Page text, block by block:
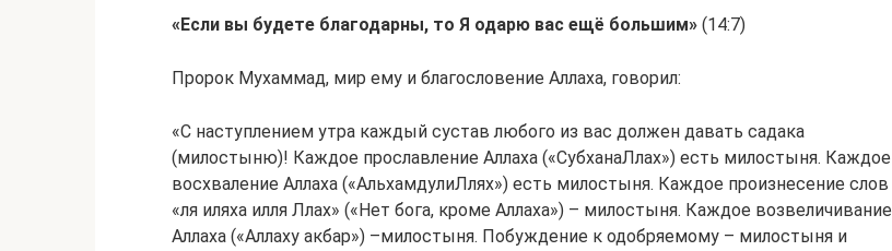
«Если вы будете благодарны, то Я одарю вас ещё большим» (14:7)
Пророк Мухаммад, мир ему и благословение Аллаха, говорил:
«С наступлением утра каждый сустав любого из вас должен давать садака
(милостыню)! Каждое прославление Аллаха («СубханаЛлах») есть милостыня. Каждое
восхваление Аллаха («АльхамдулиЛлях») есть милостыня. Каждое произнесение слов
«ля иляха илля Ллах» («Нет бога, кроме Аллаха») – милостыня. Каждое возвеличивание
Аллаха («Аллаху акбар») –милостыня. Побуждение к одобряемому – милостыня и